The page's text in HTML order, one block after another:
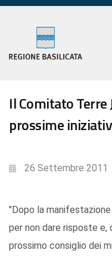
Il Comitato Terre
prossime
26 Settembre 2011
"Dopo la
per non dare risposte e,
prossimo consiglio dei